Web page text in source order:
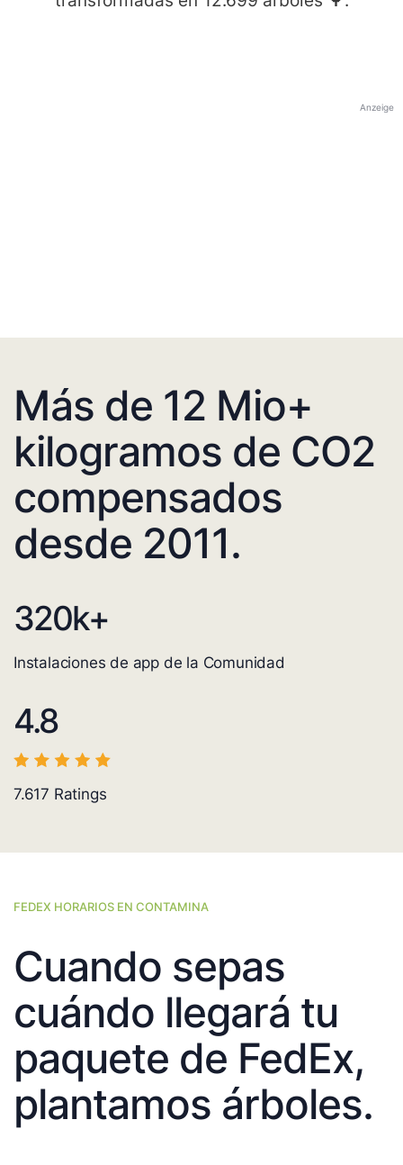
Anzeige
Más de 12 Mio+
kilogramos de CO2
compensados
desde 2011.
320k+
Instalaciones de app de la Comunidad
4.8
7.617 Ratings
FEDEX HORARIOS EN CONTAMINA
Cuando sepas
cuándo llegará tu
paquete de FedEx,
plantamos árboles.